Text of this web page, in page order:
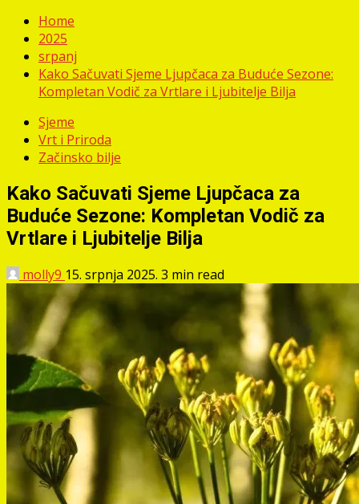
Home
2025
srpanj
Kako Sačuvati Sjeme Ljupčaca za Buduće Sezone:
Kompletan Vodič za Vrtlare i Ljubitelje Bilja
Sjeme
Vrt i Priroda
Začinsko bilje
Kako Sačuvati Sjeme Ljupčaca za
Buduće Sezone: Kompletan Vodič za
Vrtlare i Ljubitelje Bilja
molly9 15. srpnja 2025. 3 min read